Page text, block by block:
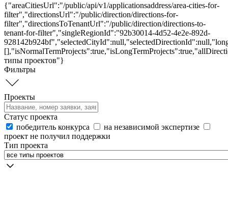
{"areaCitiesUrl":"/public/api/v1/applicationsaddress/area-cities-for-
filter","directionsUrl":"/public/direction/directions-for-
filter","directionsToTenantUrl":"/public/direction/directions-to-
tenant-for-filter","singleRegionId":"92b30014-4d52-4e2e-892d-
типы проектов"}
Фильтры
Проекты
Статус проекта
победитель конкурса
на независимой экспертизе
проект не получил поддержки
Тип проекта